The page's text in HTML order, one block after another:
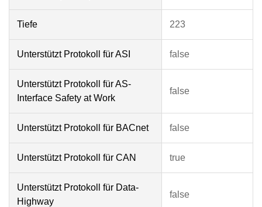
Tiefe 223
Unterstützt Protokoll für ASI false
Unterstützt Protokoll für AS-
Interface Safety at Work
false
Unterstützt Protokoll für BACnet false
Unterstützt Protokoll für CAN true
Unterstützt Protokoll für Data-
Highway
false